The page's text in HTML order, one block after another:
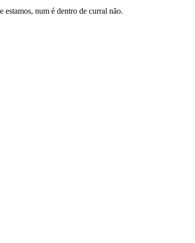
num é dentro de curral não.